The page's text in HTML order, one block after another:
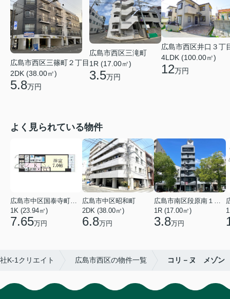
広島市西区三篠町２丁目
2DK (38.00㎡)
5.8万円
広島市西区三滝町
1R (17.00㎡)
3.5万円
広島市西区井口３丁
4LDK (100.00㎡)
12万円
よく見られている物件
広島市中区国泰寺町２丁目
1K (23.94㎡)
7.65万円
広島市中区昭和町
2DK (38.00㎡)
6.8万円
広島市南区段原南１丁目
1R (17.00㎡)
3.8万円
K-1クリエイト 広島市西区の物件一覧 コリ－ヌ メゾン